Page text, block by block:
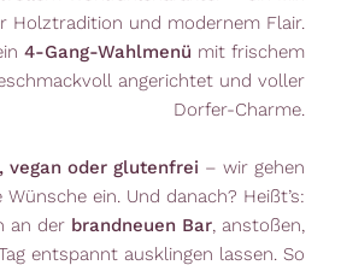
Holztradition und modernem Flair.
4-Gang-Wahlmenü mit frischem
angerichtet und voller
Dorfer-Charme.
vegan oder glutenfrei – wir gehen
ein. Und danach? Heißt’s:
an der brandneuen Bar, anstoßen,
entspannt ausklingen lassen. So